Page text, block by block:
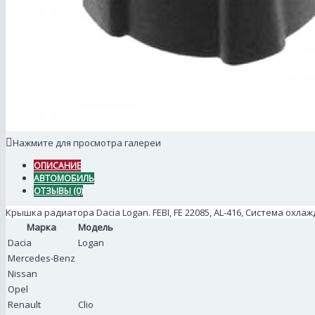
Нажмите для просмотра галереи
ОПИСАНИЕ
АВТОМОБИЛЬ
ОТЗЫВЫ (0)
Крышка радиатора Dacia Logan. FEBI, FE 22085, AL-416, Система
Марка
Модель
Dacia
Logan
Mercedes-Benz
Nissan
Opel
Renault
Clio